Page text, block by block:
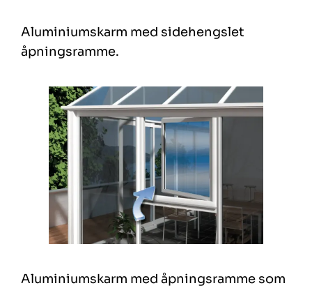
Aluminiumskarm med sidehengslet
åpningsramme.
Aluminiumskarm med åpningsramme som